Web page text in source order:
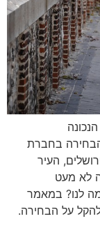
הבחירה בחברת
העיר
לא מעט
לנו? במאמר
על הבחירה.